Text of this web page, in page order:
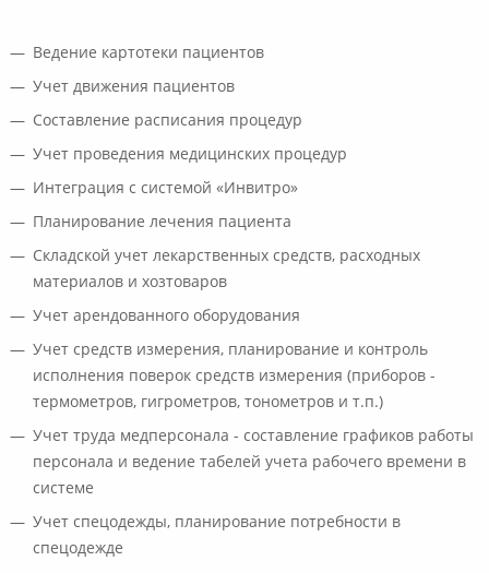
Ведение картотеки пациентов
Учет движения пациентов
Составление расписания процедур
Учет проведения медицинских процедур
Интеграция с системой «Инвитро»
Планирование лечения пациента
Складской учет лекарственных средств, расходных
материалов и хозтоваров
Учет арендованного оборудования
Учет средств измерения, планирование и контроль
исполнения поверок средств измерения (приборов -
термометров, гигрометров, тонометров и т.п.)
Учет труда медперсонала - составление графиков работы
персонала и ведение табелей учета рабочего времени в
системе
Учет спецодежды, планирование потребности в
спецодежде